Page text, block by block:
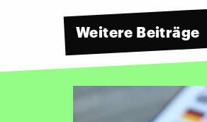
Weitere Beiträge